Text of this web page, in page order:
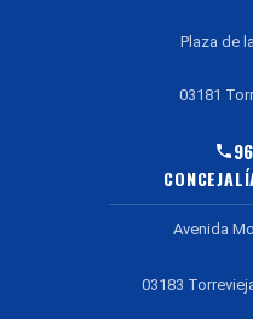
Plaza de
03181
Avenida
03183